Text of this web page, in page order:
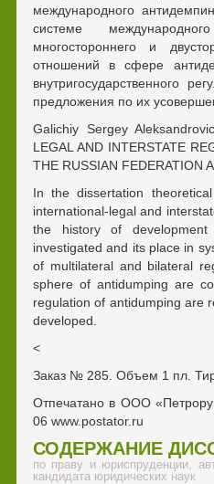
международного
системе
многостороннего и
отношений в сфере
внутригосударственного
предложения по их
Galichiy Sergey
LEGAL AND INTERSTATE
THE RUSSIAN FEDERATION
In the dissertation
international-legal and
the history of
investigated and its place in
of multilateral and bilateral
sphere of antidumping are
regulation of antidumping are
developed.
<
Заказ № 285. Объем 1 пл.
Отпечатано в ООО
06 www.postator.ru
СОДЕРЖАНИЕ
по праву и юриспруденции,
кандидата юридических наук